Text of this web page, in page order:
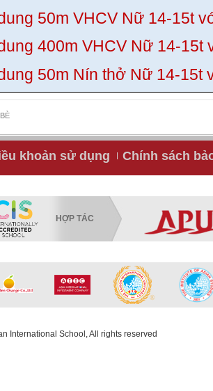
50m VHCV Nữ 14-15t
400m VHCV Nữ 14-15t
50m Nín thở Nữ 14-15t
khoản sử dụng Chính sách
HỢP TÁC
International School, All rights reserved